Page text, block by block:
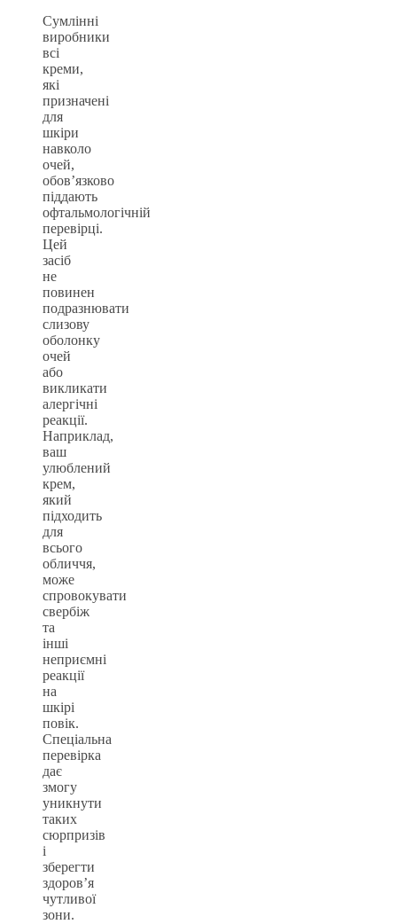
Сумлінні
виробники
всі
креми,
які
призначені
для
шкіри
навколо
очей,
обов’язково
піддають
офтальмологічній
перевірці.
Цей
засіб
не
повинен
подразнювати
слизову
оболонку
очей
або
викликати
алергічні
реакції.
Наприклад,
ваш
улюблений
крем,
який
підходить
для
всього
обличчя,
може
спровокувати
свербіж
та
інші
неприємні
реакції
на
шкірі
повік.
Спеціальна
перевірка
дає
змогу
уникнути
таких
сюрпризів
і
зберегти
здоров’я
чутливої
зони.